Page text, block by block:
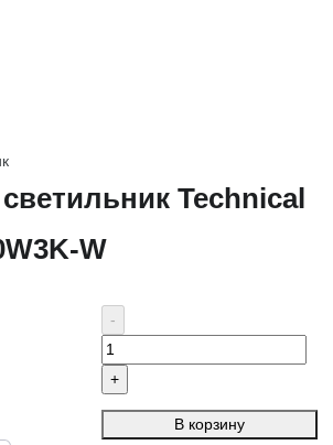
Technical
W
В корзину